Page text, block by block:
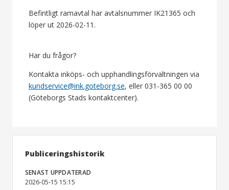
Befintligt ramavtal har avtalsnummer IK21365 och
löper ut 2026-02-11.
Har du frågor?
Kontakta inköps- och upphandlingsförvaltningen via
kundservice@ink.goteborg.se, eller 031-365 00 00
(Göteborgs Stads kontaktcenter).
Publiceringshistorik
SENAST UPPDATERAD
2026-05-15 15:15